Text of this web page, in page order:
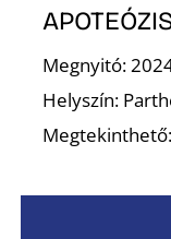
Megnyitó:
Helyszín: